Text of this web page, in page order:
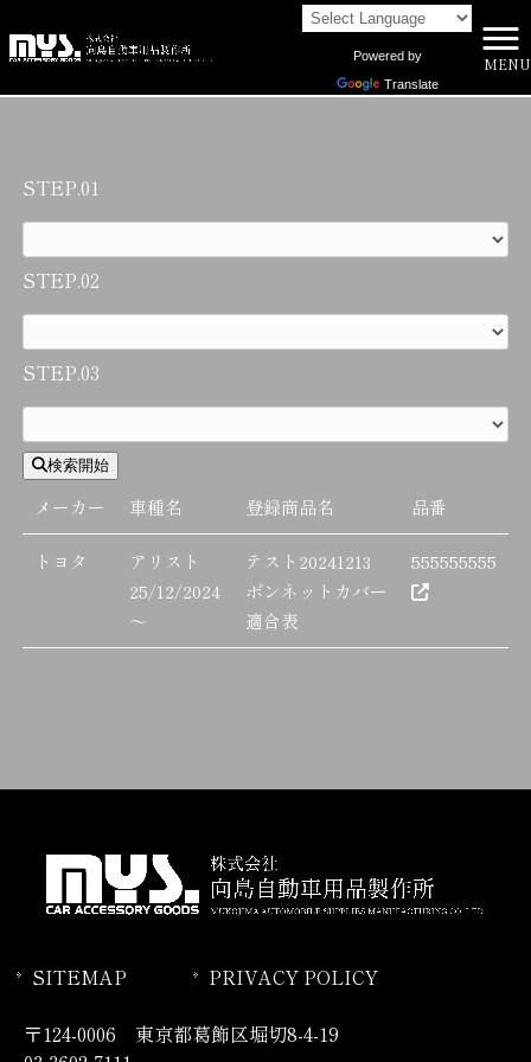
Powered by
Translate
MENU
適合表検索20241213
適合表検索20241213
STEP.01
STEP.02
STEP.03
検索開始
メーカー 車種名 登録商品名 品番
トヨタ
アリスト
25/12/2024
～
テスト20241213
ボンネットカバー
適合表
555555555
SITEMAP PRIVACY POLICY
〒124-0006 東京都葛飾区堀切8-4-19